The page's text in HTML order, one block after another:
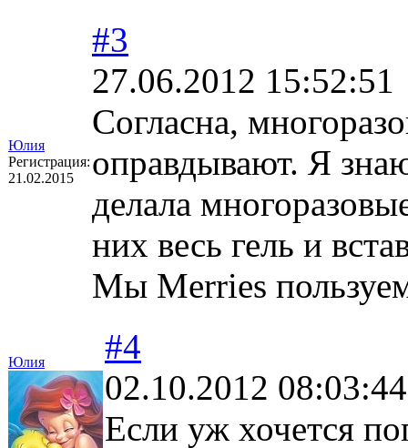
Юлия
Регистрация:
21.02.2015
#3
27.06.2012 15:52:51
Согласна,
оправдывают. Я
делала
них весь гель и
Мы Merries
Юлия
#4
02.10.2012 08:03:44
Если уж хочется